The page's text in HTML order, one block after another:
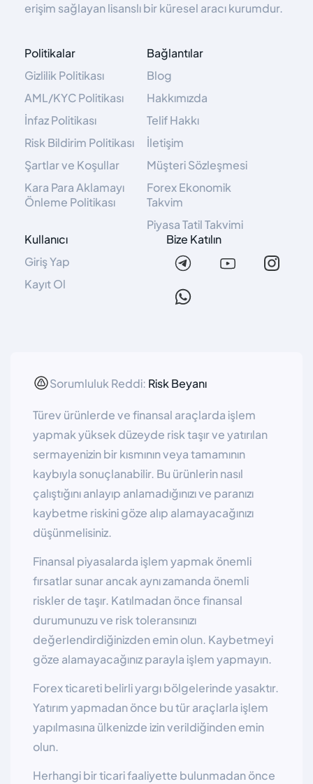
erişim sağlayan lisanslı bir küresel aracı kurumdur.
Politikalar
Gizlilik Politikası
AML/KYC Politikası
İnfaz Politikası
Risk Bildirim Politikası
Şartlar ve Koşullar
Kara Para Aklamayı
Önleme Politikası
Bağlantılar
Blog
Hakkımızda
Telif Hakkı
İletişim
Müşteri Sözleşmesi
Forex Ekonomik
Takvim
Piyasa Tatil Takvimi
Kullanıcı
Giriş Yap
Kayıt Ol
Bize Katılın
Sorumluluk Reddi: Risk Beyanı
Türev ürünlerde ve finansal araçlarda işlem
yapmak yüksek düzeyde risk taşır ve yatırılan
sermayenizin bir kısmının veya tamamının
kaybıyla sonuçlanabilir. Bu ürünlerin nasıl
çalıştığını anlayıp anlamadığınızı ve paranızı
kaybetme riskini göze alıp alamayacağınızı
düşünmelisiniz.
Finansal piyasalarda işlem yapmak önemli
fırsatlar sunar ancak aynı zamanda önemli
riskler de taşır. Katılmadan önce finansal
durumunuzu ve risk toleransınızı
değerlendirdiğinizden emin olun. Kaybetmeyi
göze alamayacağınız parayla işlem yapmayın.
Forex ticareti belirli yargı bölgelerinde yasaktır.
Yatırım yapmadan önce bu tür araçlarla işlem
yapılmasına ülkenizde izin verildiğinden emin
olun.
Herhangi bir ticari faaliyette bulunmadan önce